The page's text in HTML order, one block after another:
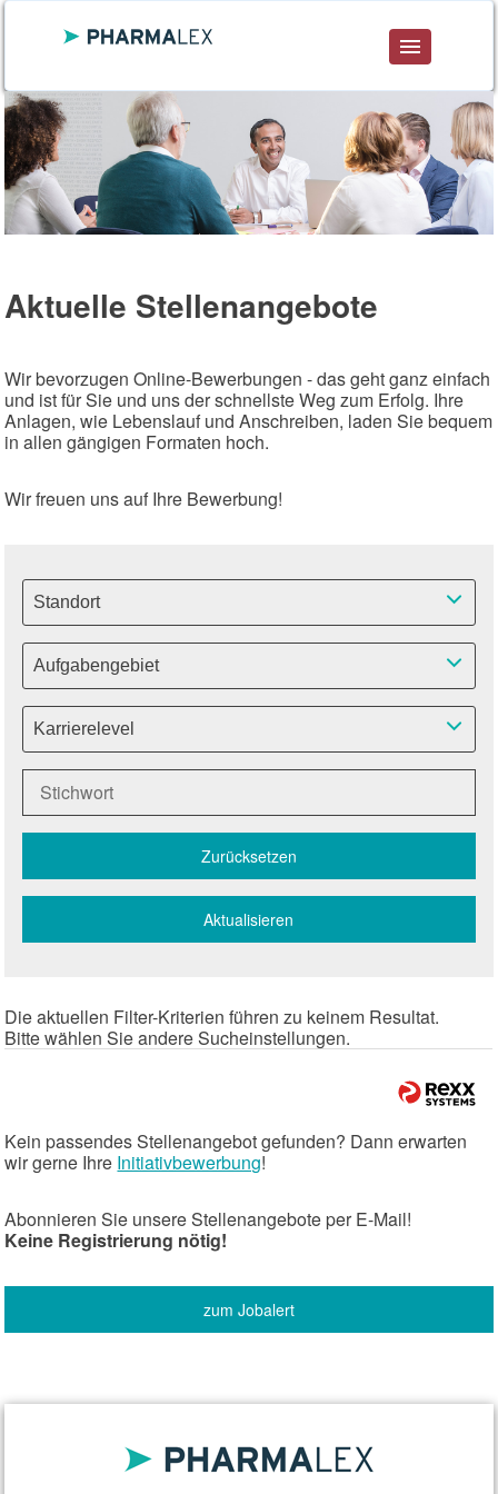
DE ENG FR
Aktuelle Stellenangebote
Wir bevorzugen Online-Bewerbungen - das geht ganz einfach
und ist für Sie und uns der schnellste Weg zum Erfolg. Ihre
Anlagen, wie Lebenslauf und Anschreiben, laden Sie bequem
in allen gängigen Formaten hoch.
Wir freuen uns auf Ihre Bewerbung!
Standort
Aufgabengebiet
Karrierelevel
Zurücksetzen
Aktualisieren
Die aktuellen Filter-Kriterien führen zu keinem Resultat.
Bitte wählen Sie andere Sucheinstellungen.
Kein passendes Stellenangebot gefunden? Dann erwarten
wir gerne Ihre Initiativbewerbung!
Abonnieren Sie unsere Stellenangebote per E-Mail!
Keine Registrierung nötig!
zum Jobalert